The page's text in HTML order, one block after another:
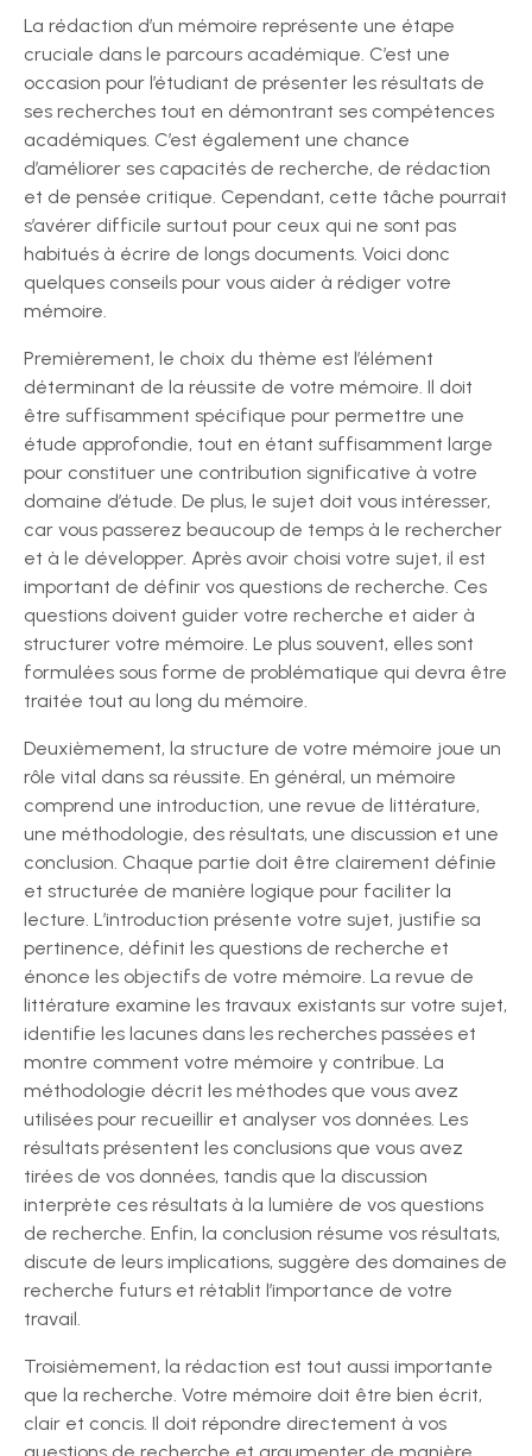
La rédaction d’un mémoire représente une étape
cruciale dans le parcours académique. C’est une
occasion pour l’étudiant de présenter les résultats de
ses recherches tout en démontrant ses compétences
académiques. C’est également une chance
d’améliorer ses capacités de recherche, de rédaction
et de pensée critique. Cependant, cette tâche pourrait
s’avérer difficile surtout pour ceux qui ne sont pas
habitués à écrire de longs documents. Voici donc
quelques conseils pour vous aider à rédiger votre
mémoire.
Premièrement, le choix du thème est l’élément
déterminant de la réussite de votre mémoire. Il doit
être suffisamment spécifique pour permettre une
étude approfondie, tout en étant suffisamment large
pour constituer une contribution significative à votre
domaine d’étude. De plus, le sujet doit vous intéresser,
car vous passerez beaucoup de temps à le rechercher
et à le développer. Après avoir choisi votre sujet, il est
important de définir vos questions de recherche. Ces
questions doivent guider votre recherche et aider à
structurer votre mémoire. Le plus souvent, elles sont
formulées sous forme de problématique qui devra être
traitée tout au long du mémoire.
Deuxièmement, la structure de votre mémoire joue un
rôle vital dans sa réussite. En général, un mémoire
comprend une introduction, une revue de littérature,
une méthodologie, des résultats, une discussion et une
conclusion. Chaque partie doit être clairement définie
et structurée de manière logique pour faciliter la
lecture. L’introduction présente votre sujet, justifie sa
pertinence, définit les questions de recherche et
énonce les objectifs de votre mémoire. La revue de
littérature examine les travaux existants sur votre sujet,
identifie les lacunes dans les recherches passées et
montre comment votre mémoire y contribue. La
méthodologie décrit les méthodes que vous avez
utilisées pour recueillir et analyser vos données. Les
résultats présentent les conclusions que vous avez
tirées de vos données, tandis que la discussion
interprète ces résultats à la lumière de vos questions
de recherche. Enfin, la conclusion résume vos résultats,
discute de leurs implications, suggère des domaines de
recherche futurs et rétablit l’importance de votre
travail.
Troisièmement, la rédaction est tout aussi importante
que la recherche. Votre mémoire doit être bien écrit,
clair et concis. Il doit répondre directement à vos